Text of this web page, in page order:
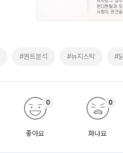
#퀀트분석 #뉴지스탁 #
좋아요
0
화나요
0